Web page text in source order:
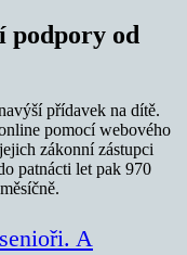
podpory od
přídavek na dítě.
pomocí webového
zákonní zástupci
patnácti let pak 970
A